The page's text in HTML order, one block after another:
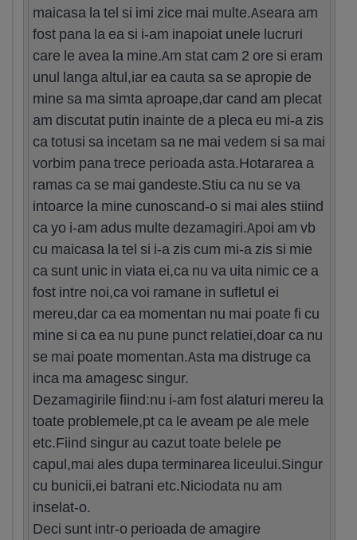
maicasa la tel si imi zice mai multe.Aseara am
fost pana la ea si i-am inapoiat unele lucruri
care le avea la mine.Am stat cam 2 ore si eram
unul langa altul,iar ea cauta sa se apropie de
mine sa ma simta aproape,dar cand am plecat
am discutat putin inainte de a pleca eu mi-a zis
ca totusi sa incetam sa ne mai vedem si sa mai
vorbim pana trece perioada asta.Hotararea a
ramas ca se mai gandeste.Stiu ca nu se va
intoarce la mine cunoscand-o si mai ales stiind
ca yo i-am adus multe dezamagiri.Apoi am vb
cu maicasa la tel si i-a zis cum mi-a zis si mie
ca sunt unic in viata ei,ca nu va uita nimic ce a
fost intre noi,ca voi ramane in sufletul ei
mereu,dar ca ea momentan nu mai poate fi cu
mine si ca ea nu pune punct relatiei,doar ca nu
se mai poate momentan.Asta ma distruge ca
inca ma amagesc singur.
Dezamagirile fiind:nu i-am fost alaturi mereu la
toate problemele,pt ca le aveam pe ale mele
etc.Fiind singur au cazut toate belele pe
capul,mai ales dupa terminarea liceului.Singur
cu bunicii,ei batrani etc.Niciodata nu am
inselat-o.
Deci sunt intr-o perioada de amagire